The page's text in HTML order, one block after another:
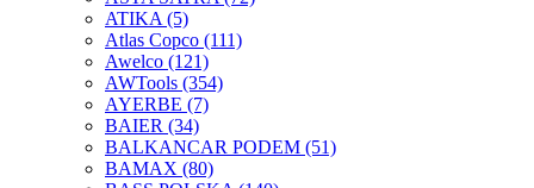
ATIKA (5)
Atlas Copco (111)
Awelco (121)
AWTools (354)
AYERBE (7)
BAIER (34)
BALKANCAR PODEM (51)
BAMAX (80)